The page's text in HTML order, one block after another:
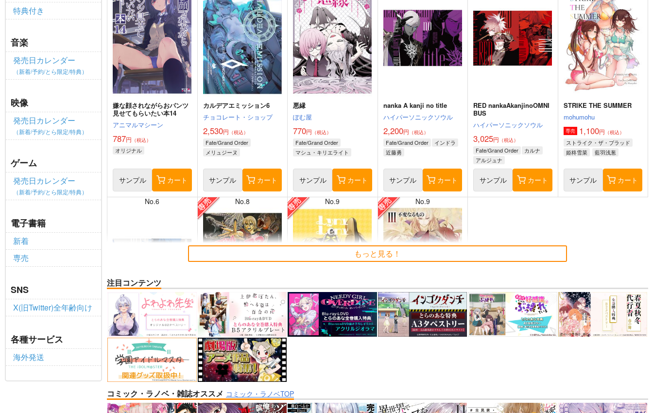
特典付き
音楽
発売日カレンダー
（新着/予約/とら限定/特典）
映像
発売日カレンダー
（新着/予約/とら限定/特典）
ゲーム
発売日カレンダー
（新着/予約/とら限定/特典）
電子書籍
新着
専売
SNS
X(旧Twitter)全年齢向け
各種サービス
海外発送
嫌な顔されながらおパンツ
見せてもらいたい本14
アニマルマシーン
787円 （税込）
オリジナル
サンプル カート
カルデアエミッション6
チョコレート・ショップ
2,530円 （税込）
Fate/Grand Order
メリュジーヌ
サンプル カート
悪縁
ぽむ屋
770円 （税込）
Fate/Grand Order
マシュ・キリエライト
サンプル カート
nanka A kanji no title
ハイパーソニックソウル
2,200円 （税込）
Fate/Grand Order
インドラ
近藤勇
サンプル カート
RED nankaAkanjinoOMNI
BUS
ハイパーソニックソウル
3,025円 （税込）
Fate/Grand Order
カルナ
アルジュナ
サンプル カート
STRIKE THE SUMMER
mohumohu
専売 1,100円 （税込）
ストライク・ザ・ブラッド
姫柊雪菜
藍羽浅葱
サンプル カート
No.6
BLUE nankaAkanjinoOMN
IBUS
ハイパーソニックソウル
3,025円（税込）
Fate/Grand Order
サンプル カート
No.8
社畜巡礼記３ 南米スペシ
ャル
赤茄子労働組合
専売 1,375円（税込）
Dr.STONE
あさぎりゲン
サンプル カート
No.9
Lynx Lenx
サンプル カート
No.9
黒白のアヴェスター 3
サンプル カート
もっと見る！
注目コンテンツ
コミック・ラノベ・雑誌オススメ コミック・ラノベTOP